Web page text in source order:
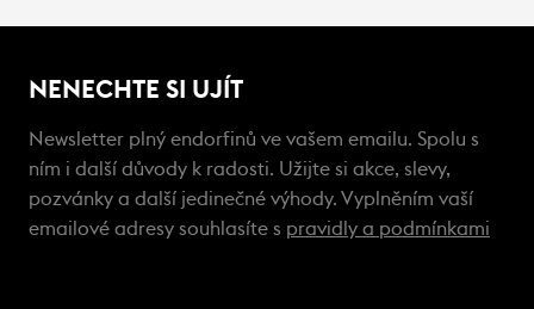
NENECHTE SI UJÍT
Newsletter plný endorfinů ve vašem emailu. Spolu s
ním i další důvody k radosti. Užijte si akce, slevy,
pozvánky a další jedinečné výhody. Vyplněním vaší
emailové adresy souhlasíte s pravidly a podmínkami